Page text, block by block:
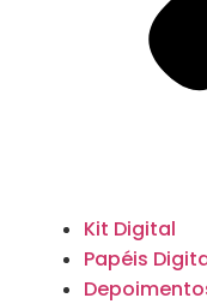
Kit Digital
Papéis